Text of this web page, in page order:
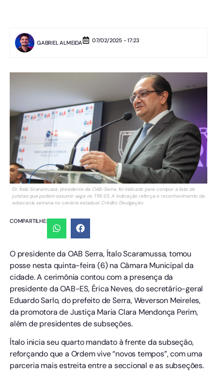
GABRIEL ALMEIDA 07/02/2025 - 17:23
Dr. Ítalo Scaramussa, presidente da OAB-Serra, foi indicado para compor a lista de
juristas que podem assumir vaga no TRE-ES. A indicação reforça o reconhecimento da
advocacia serrana no cenário estadual. Crédito Divulgação
COMPARTILHE:
O presidente da OAB Serra, Ítalo Scaramussa, tomou
posse nesta quinta-feira (6) na Câmara Municipal da
cidade. A cerimônia contou com a presença da
presidente da OAB-ES, Érica Neves, do secretário-geral
Eduardo Sarlo, do prefeito de Serra, Weverson Meireles,
da promotora de Justiça Maria Clara Mendonça Perim,
além de presidentes de subseções.
Ítalo inicia seu quarto mandato à frente da subseção,
reforçando que a Ordem vive “novos tempos”, com uma
parceria mais estreita entre a seccional e as subseções.